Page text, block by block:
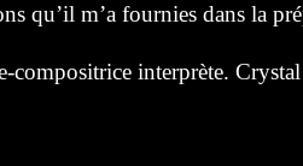
qu’il m’a fournies dans la
compositrice interprète.